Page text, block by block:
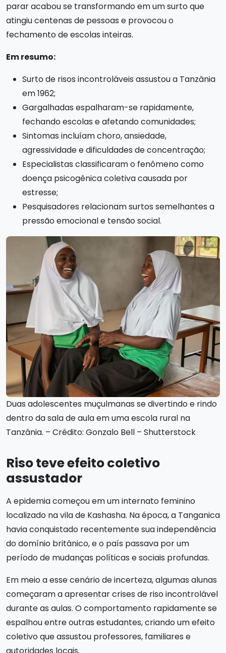
parar acabou se transformando em um surto que
atingiu centenas de pessoas e provocou o
fechamento de escolas inteiras.
Em resumo:
Surto de risos incontroláveis assustou a Tanzânia
em 1962;
Gargalhadas espalharam-se rapidamente,
fechando escolas e afetando comunidades;
Sintomas incluíam choro, ansiedade,
agressividade e dificuldades de concentração;
Especialistas classificaram o fenômeno como
doença psicogênica coletiva causada por
estresse;
Pesquisadores relacionam surtos semelhantes a
pressão emocional e tensão social.
Duas adolescentes muçulmanas se divertindo e rindo
dentro da sala de aula em uma escola rural na
Tanzânia. – Crédito: Gonzalo Bell – Shutterstock
Riso teve efeito coletivo
assustador
A epidemia começou em um internato feminino
localizado na vila de Kashasha. Na época, a Tanganica
havia conquistado recentemente sua independência
do domínio britânico, e o país passava por um
período de mudanças políticas e sociais profundas.
Em meio a esse cenário de incerteza, algumas alunas
começaram a apresentar crises de riso incontrolável
durante as aulas. O comportamento rapidamente se
espalhou entre outras estudantes, criando um efeito
coletivo que assustou professores, familiares e